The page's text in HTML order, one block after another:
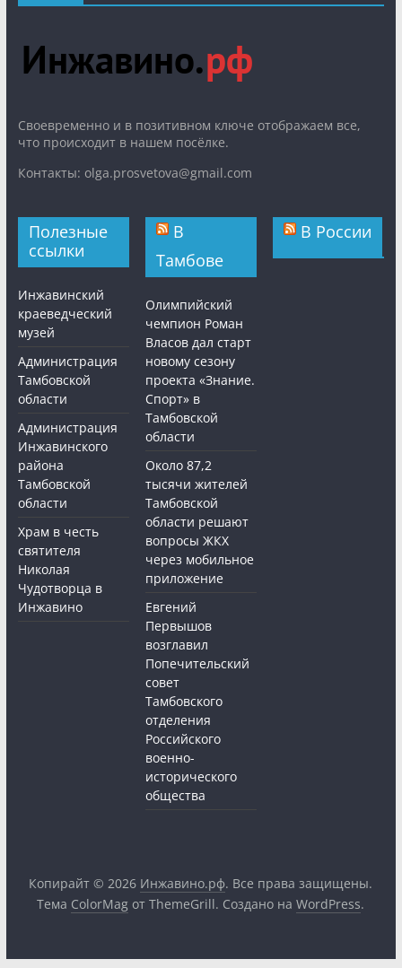
Cвоевременно и в позитивном ключе отображаем все,
что происходит в нашем посёлке.
Контакты: olga.prosvetova@gmail.com
Полезные
ссылки
Инжавинский
краеведческий
музей
Администрация
Тамбовской
области
Администрация
Инжавинского
района
Тамбовской
области
Храм в честь
святителя
Николая
Чудотворца в
Инжавино
В
Тамбове
Олимпийский
чемпион Роман
Власов дал старт
новому сезону
проекта «Знание.
Спорт» в
Тамбовской
области
Около 87,2
тысячи жителей
Тамбовской
области решают
вопросы ЖКХ
через мобильное
приложение
Евгений
Первышов
возглавил
Попечительский
совет
Тамбовского
отделения
Российского
военно-
исторического
общества
В России
Копирайт © 2026 Инжавино.рф. Все права защищены.
Тема ColorMag от ThemeGrill. Создано наWordPress.